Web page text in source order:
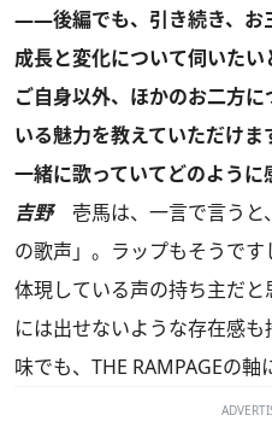
――後編でも、引き続き、お
成長と変化について伺いたい
ご自身以外、ほかのお二方
いる魅力を教えていただけ
一緒に歌っていてどのように
吉野壱馬は、一言で言うと
の歌声」。ラップもそうです
体現している声の持ち主だ
には出せないような存在感
味でも、THE RAMPAGEの軸